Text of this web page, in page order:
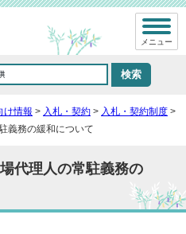
メニュー
け情報 > 入札・契約 > 入札・契約制度 >
義務の緩和について
代理人の常駐義務の